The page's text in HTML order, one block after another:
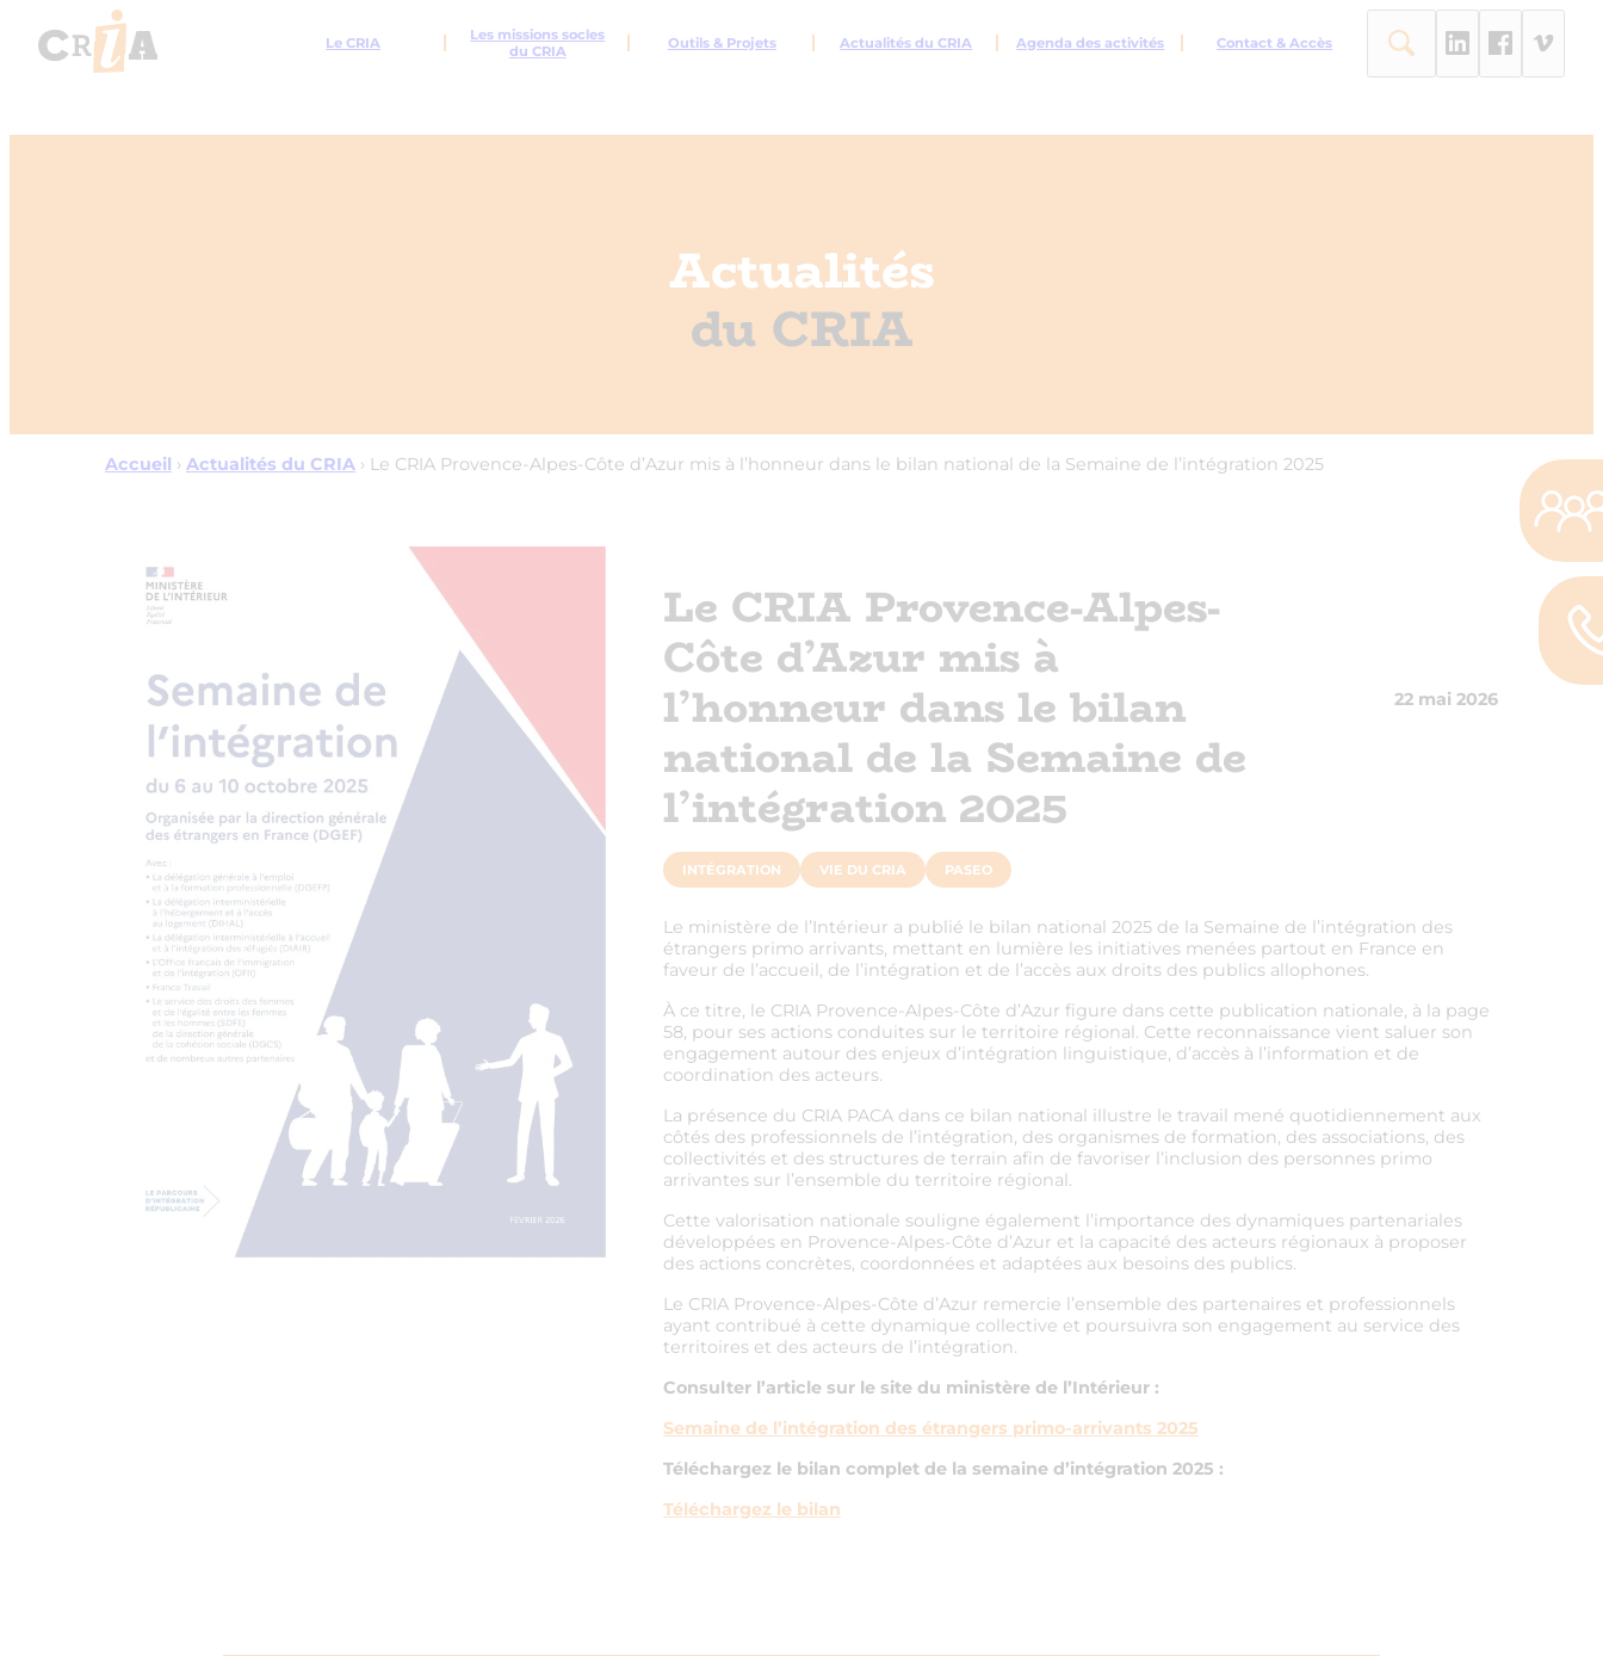
Le CRIA
Les missions socles
du CRIA
Outils & Projets Actualités du CRIA Agenda des activités Contact & Accès
Actualités
du CRIA
Accueil › Actualités du CRIA › Le CRIA Provence-Alpes-Côte d’Azur mis à l’honneur dans le bilan national de la Semaine de l’intégration 2025
Le CRIA Provence-Alpes-
Côte d’Azur mis à
l’honneur dans le bilan
national de la Semaine de
l’intégration 2025
22 mai 2026
INTÉGRATION VIE DU CRIA PASEO
Le ministère de l’Intérieur a publié le bilan national 2025 de la Semaine de l’intégration des
étrangers primo arrivants, mettant en lumière les initiatives menées partout en France en
faveur de l’accueil, de l’intégration et de l’accès aux droits des publics allophones.
À ce titre, le CRIA Provence-Alpes-Côte d’Azur figure dans cette publication nationale, à la page
58, pour ses actions conduites sur le territoire régional. Cette reconnaissance vient saluer son
engagement autour des enjeux d’intégration linguistique, d’accès à l’information et de
coordination des acteurs.
La présence du CRIA PACA dans ce bilan national illustre le travail mené quotidiennement aux
côtés des professionnels de l’intégration, des organismes de formation, des associations, des
collectivités et des structures de terrain afin de favoriser l’inclusion des personnes primo
arrivantes sur l’ensemble du territoire régional.
Cette valorisation nationale souligne également l’importance des dynamiques partenariales
développées en Provence-Alpes-Côte d’Azur et la capacité des acteurs régionaux à proposer
des actions concrètes, coordonnées et adaptées aux besoins des publics.
Le CRIA Provence-Alpes-Côte d’Azur remercie l’ensemble des partenaires et professionnels
ayant contribué à cette dynamique collective et poursuivra son engagement au service des
territoires et des acteurs de l’intégration.
Consulter l’article sur le site du ministère de l’Intérieur :
Semaine de l’intégration des étrangers primo-arrivants 2025
Téléchargez le bilan complet de la semaine d’intégration 2025 :
Téléchargez le bilan